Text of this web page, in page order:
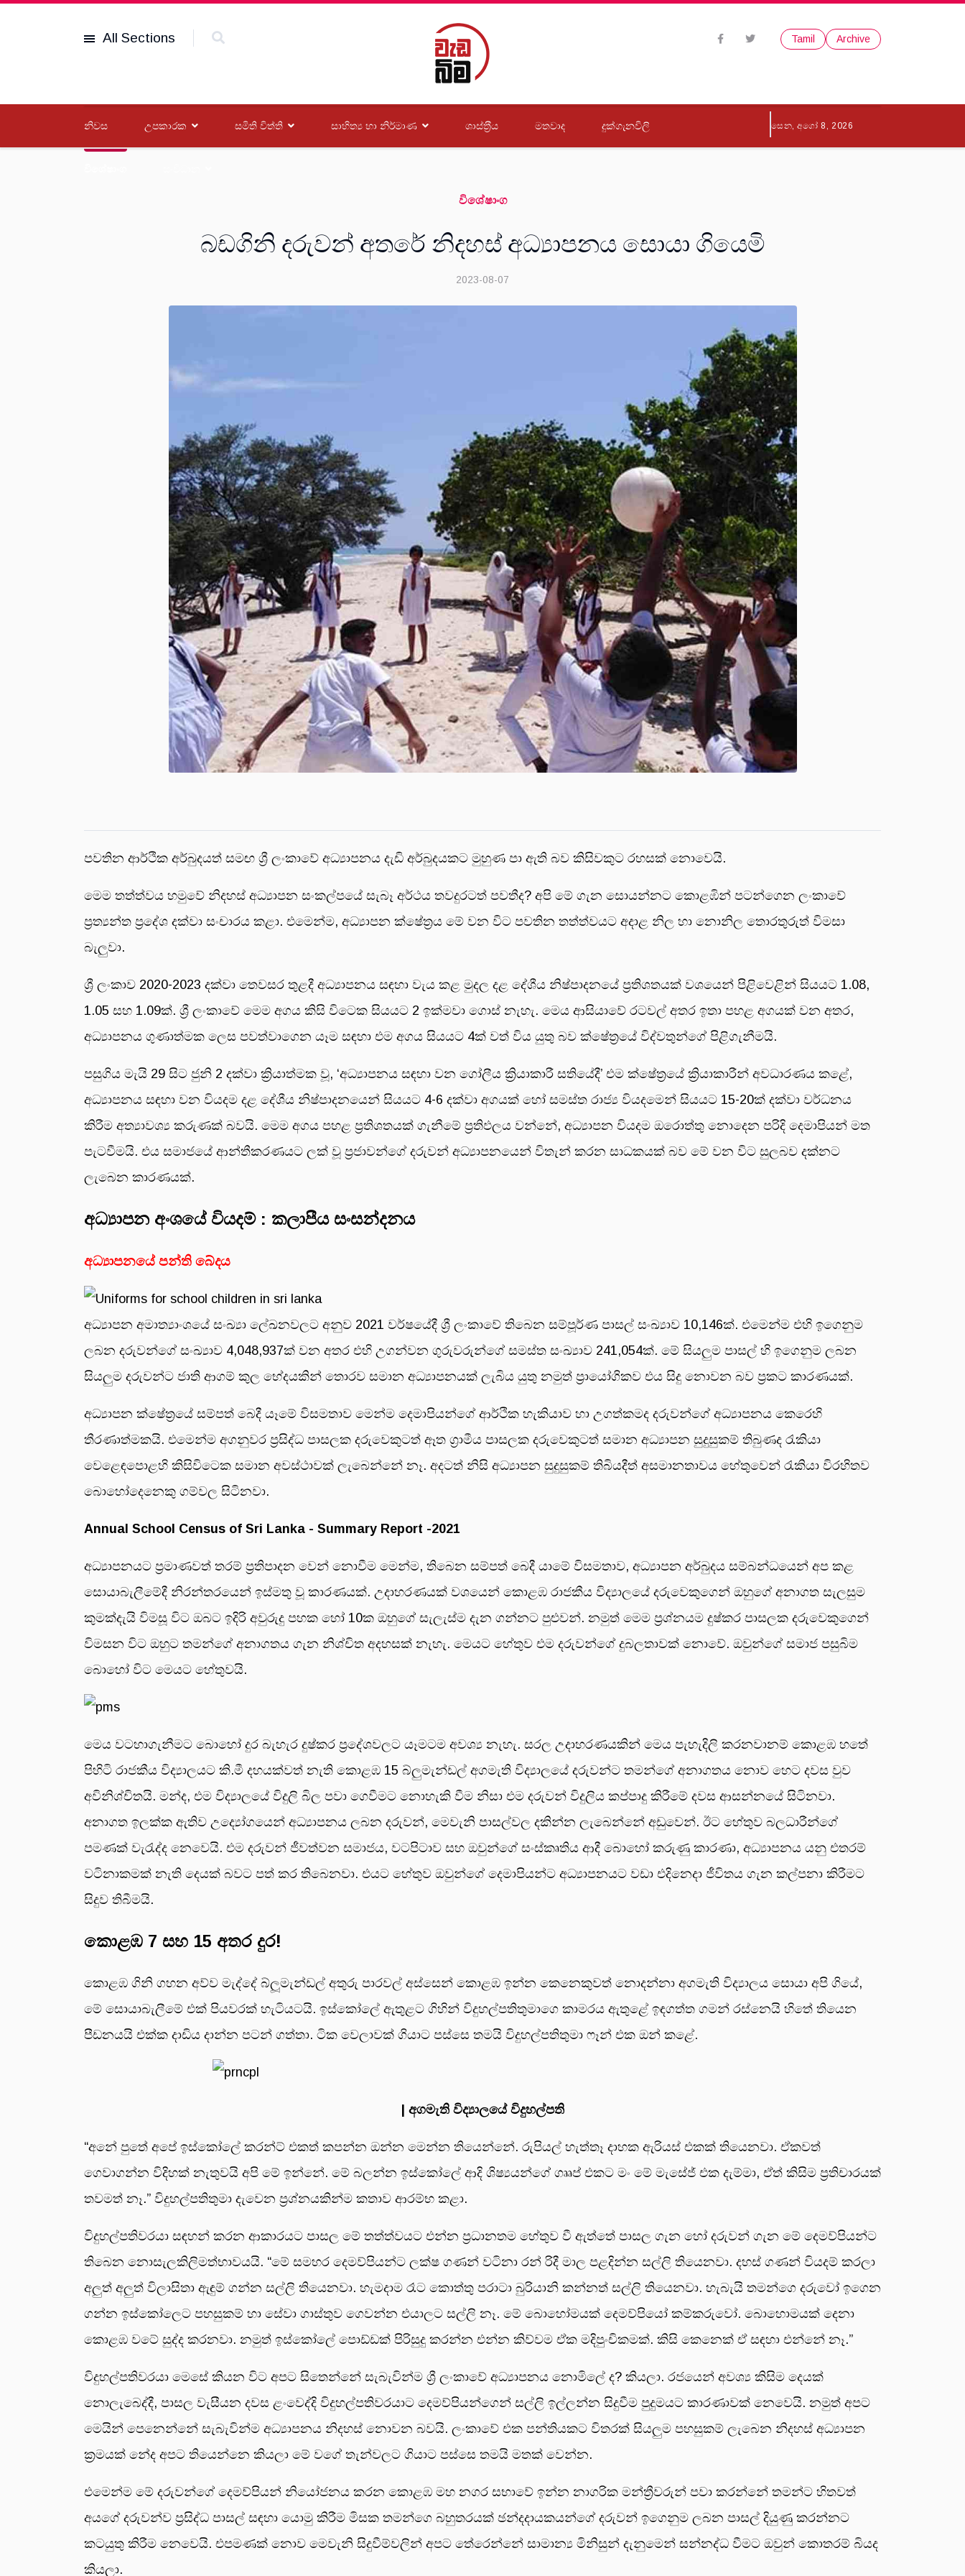
All Sections Tamil Archive
නිවස උපකාරක සමිති විත්ති සාහිත්‍ය හා නිර්මාණ ශාස්ත‍්‍රීය මතවාද දුක්ගැනවිලි සෙන, අගෝ 8, 2026
විශේෂාංග
බඩගිනි දරුවන් අතරේ නිදහස් අධ්‍යාපනය සොයා ගියෙමි
2023-08-07
පවතින ආර්ථික අර්බුදයත් සමඟ ශ්‍රී ලංකාවේ අධ්‍යාපනය දැඩි අර්බුදයකට මුහුණ පා ඇති බව කිසිවකුට රහසක් නොවෙයි.
මෙම තත්ත්වය හමුවේ නිදහස් අධ්‍යාපන සංකල්පයේ සැබෑ අර්ථය තවදුරටත් පවතීද? අපි මේ ගැන සොයන්නට කොළඹින් පටන්ගෙන ලංකාවේ
ප්‍රත්‍යන්ත ප්‍රදේශ දක්වා සංචාරය කළා. එමෙන්ම, අධ්‍යාපන ක්ෂේත්‍රය මේ වන විට පවතින තත්ත්වයට අදාළ නිල හා නොනිල තොරතුරුත් විමසා
බැලුවා.
ශ්‍රී ලංකාව 2020-2023 දක්වා තෙවසර තුළදී අධ්‍යාපනය සඳහා වැය කළ මුදල දළ දේශීය නිෂ්පාදනයේ ප්‍රතිශතයක් වශයෙන් පිළිවෙළින් සියයට 1.08,
1.05 සහ 1.09ක්. ශ්‍රී ලංකාවේ මෙම අගය කිසි විටෙක සියයට 2 ඉක්මවා ගොස් නැහැ. මෙය ආසියාවේ රටවල් අතර ඉතා පහළ අගයක් වන අතර,
අධ්‍යාපනය ගුණාත්මක ලෙස පවත්වාගෙන යෑම සඳහා එම අගය සියයට 4ක් වත් විය යුතු බව ක්ෂේත්‍රයේ විද්වතුන්ගේ පිළිගැනීමයි.
පසුගිය මැයි 29 සිට ජුනි 2 දක්වා ක්‍රියාත්මක වූ, ‘අධ්‍යාපනය සඳහා වන ගෝලීය ක්‍රියාකාරී සතියේදී’ එම ක්ෂේත්‍රයේ ක්‍රියාකාරීන් අවධාරණය කළේ,
අධ්‍යාපනය සඳහා වන වියදම දළ දේශීය නිෂ්පාදනයෙන් සියයට 4-6 දක්වා අගයක් හෝ සමස්ත රාජ්‍ය වියදමෙන් සියයට 15-20ක් දක්වා වර්ධනය
කිරීම අත්‍යාවශ්‍ය කරුණක් බවයි. මෙම අගය පහළ ප්‍රතිශතයක් ගැනීමේ ප්‍රතිඵලය වන්නේ, අධ්‍යාපන වියදම ඔරොත්තු නොදෙන පරිදි දෙමාපියන් මත
පැටවීමයි. එය සමාජයේ ආන්තීකරණයට ලක් වූ ප්‍රජාවන්ගේ දරුවන් අධ්‍යාපනයෙන් විතැන් කරන සාධකයක් බව මේ වන විට සුලබව දක්නට
ලැබෙන කාරණයක්.
අධ්‍යාපන අංශයේ වියදම් : කලාපීය සංසන්දනය
අධ්‍යාපනයේ පන්ති බේදය
අධ්‍යාපන අමාත්‍යාංශයේ සංඛ්‍යා ලේඛනවලට අනුව 2021 වර්ෂයේදී ශ්‍රී ලංකාවේ තිබෙන සම්පූර්ණ පාසල් සංඛ්‍යාව 10,146ක්. එමෙන්ම එහි ඉගෙනුම
ලබන දරුවන්ගේ සංඛ්‍යාව 4,048,937ක් වන අතර එහි උගන්වන ගුරුවරුන්ගේ සමස්ත සංඛ්‍යාව 241,054ක්. මේ සියලු‍ම පාසල් හි ඉගෙනුම ලබන
සියලු‍ම දරුවන්ට ජාති ආගම් කුල භේදයකින් තොරව සමාන අධ්‍යාපනයක් ලැබිය යුතු නමුත් ප්‍රායෝගිකව එය සිදු නොවන බව ප්‍රකට කාරණයක්.
අධ්‍යාපන ක්ෂේත්‍රයේ සම්පත් බෙදී යෑමේ විසමතාව මෙන්ම දෙමාපියන්ගේ ආර්ථික හැකියාව හා උගත්කමද දරුවන්ගේ අධ්‍යාපනය කෙරෙහි
තීරණාත්මකයි. එමෙන්ම අගනුවර ප්‍රසිද්ධ පාසලක දරුවෙකුටත් ඈත ග්‍රාමීය පාසලක දරුවෙකුටත් සමාන අධ්‍යාපන සුදුසුකම් තිබුණද රැකියා
වෙළෙඳපොළහි කිසිවිටෙක සමාන අවස්ථාවක් ලැබෙන්නේ නෑ. අදටත් නිසි අධ්‍යාපන සුදුසුකම් තිබියදීත් අසමානතාවය හේතුවෙන් රැකියා විරහිතව
බොහෝදෙනෙකු ගම්වල සිටිනවා.
Annual School Census of Sri Lanka - Summary Report -2021
අධ්‍යාපනයට ප්‍රමාණවත් තරම් ප්‍රතිපාදන වෙන් නොවීම මෙන්ම, තිබෙන සම්පත් බෙදී යාමේ විසමතාව, අධ්‍යාපන අර්බුදය සම්බන්ධයෙන් අප කළ
සොයාබැලීමේදී නිරන්තරයෙන් ඉස්මතු වූ කාරණයක්. උදාහරණයක් වශයෙන් කොළඹ රාජකීය විද්‍යාලයේ දරුවෙකුගෙන් ඔහුගේ අනාගත සැලසුම
කුමක්දැයි විමසූ විට ඔබට ඉදිරි අවුරුදු පහක හෝ 10ක ඔහුගේ සැලැස්ම දැන ගන්නට පුළුවන්. නමුත් මෙම ප්‍රශ්නයම දුෂ්කර පාසලක දරුවෙකුගෙන්
විමසන විට ඔහුට තමන්ගේ අනාගතය ගැන නිශ්චිත අදහසක් නැහැ. මෙයට හේතුව එම දරුවන්ගේ දුබලතාවක් නොවේ. ඔවුන්ගේ සමාජ පසුබිම
බොහෝ විට මෙයට හේතුවයි.
මෙය වටහාගැනීමට බොහෝ දුර බැහැර දුෂ්කර ප්‍රදේශවලට යෑමටම අවශ්‍ය නැහැ. සරල උදාහරණයකින් මෙය පැහැදිලි කරනවානම් කොළඹ හතේ
පිහිටි රාජකීය විද්‍යාලයට කි.මී දහයක්වත් නැති කොළඹ 15 බ්ලු‍මැන්ඩල් අගමැති විද්‍යාලයේ දරුවන්ට තමන්ගේ අනාගතය නොව හෙට දවස වුව
අවිනිශ්චිතයි. මන්ද, එම විද්‍යාලයේ විදුලි බිල පවා ගෙවීමට නොහැකි වීම නිසා එම දරුවන් විදුලිය කප්පාදු කිරීමේ දවස ආසන්නයේ සිටිනවා.
අනාගත ඉලක්ක ඇතිව උද්‍යෝගයෙන් අධ්‍යාපනය ලබන දරුවන්, මෙවැනි පාසල්වල දකින්න ලැබෙන්නේ අඩුවෙන්. ඊට හේතුව බලධාරීන්ගේ
පමණක් වැරැද්ද නෙවෙයි. එම දරුවන් ජීවත්වන සමාජය, වටපිටාව සහ ඔවුන්ගේ සංස්කෘතිය ආදී බොහෝ කරුණු කාරණා, අධ්‍යාපනය යනු එතරම්
වටිනාකමක් නැති දෙයක් බවට පත් කර තිබෙනවා. එයට හේතුව ඔවුන්ගේ දෙමාපියන්ට අධ්‍යාපනයට වඩා එදිනෙදා ජීවිතය ගැන කල්පනා කිරීමට
සිදුව තිබීමයි.
කොළඹ 7 සහ 15 අතර දුර!
කොළඹ ගිනි ගහන අව්ව මැද්දේ බ්ලූමැන්ඩල් අතුරු පාරවල් අස්සෙන් කොළඹ ඉන්න කෙනෙකුවත් නොදන්නා අගමැති විද්‍යාලය සොයා අපි ගියේ,
මේ සොයාබැලීමේ එක් පියවරක් හැටියටයි. ඉස්කෝලේ ඇතුළට ගිහින් විදුහල්පතිතුමාගෙ කාමරය ඇතුළේ ඉඳගත්ත ගමන් රස්නෙයි හිතේ තියෙන
පීඩනයයි එක්ක දාඩිය දාන්න පටන් ගත්තා. ටික වෙලාවක් ගියාට පස්සෙ තමයි විදුහල්පතිතුමා ෆෑන් එක ඔන් කළේ.
| අගමැති විද්‍යාලයේ විදුහල්පති
“අනේ පුතේ අපේ ඉස්කෝලේ කරන්ට් එකත් කපන්න ඔන්න මෙන්න තියෙන්නේ. රුපියල් හැත්තෑ දාහක ඇරියස් එකක් තියෙනවා. ඒකවත්
ගෙවාගන්න විදිහක් නැතුවයි අපි මේ ඉන්නේ. මේ බලන්න ඉස්කෝලේ ආදි ශිෂ්‍යයන්ගේ ගෲප් එකට මං මේ මැසේජ් එක දැම්මා, ඒත් කිසිම ප්‍රතිචාරයක්
තවමත් නෑ.” විදුහල්පතිතුමා දැවෙන ප්‍රශ්නයකින්ම කතාව ආරම්භ කළා.
විදුහල්පතිවරයා සඳහන් කරන ආකාරයට පාසල මේ තත්ත්වයට එන්න ප්‍රධානතම හේතුව වී ඇත්තේ පාසල ගැන හෝ දරුවන් ගැන මේ දෙමව්පියන්ට
තිබෙන නොසැලකිලිමත්භාවයයි. “මේ සමහර දෙමව්පියන්ට ලක්ෂ ගණන් වටිනා රන් රිදී මාල පළදින්න සල්ලි තියෙනවා. දහස් ගණන් වියදම් කරලා
අලු‍ත් අලු‍ත් විලාසිතා ඇඳුම් ගන්න සල්ලි තියෙනවා. හැමදාම රෑට කොත්තු පරාටා බුරියානි කන්නත් සල්ලි තියෙනවා. හැබැයි තමන්ගෙ දරුවෝ ඉගෙන
ගන්න ඉස්කෝලෙට පහසුකම් හා සේවා ගාස්තුව ගෙවන්න එයාලට සල්ලි නෑ. මේ බොහෝමයක් දෙමව්පියෝ කම්කරුවෝ. බොහොමයක් දෙනා
කොළඹ වටේ සුද්ද කරනවා. නමුත් ඉස්කෝලේ පොඩ්ඩක් පිරිසුදු කරන්න එන්න කිව්වම ඒක මදිපුංචිකමක්. කිසි කෙනෙක් ඒ සඳහා එන්නේ නෑ.”
විදුහල්පතිවරයා මෙසේ කියන විට අපට සිතෙන්නේ සැබැවින්ම ශ්‍රී ලංකාවේ අධ්‍යාපනය නොමිලේ ද? කියලා. රජයෙන් අවශ්‍ය කිසිම දෙයක්
නොලැබෙද්දී, පාසල වැසීයන දවස ළංවෙද්දි විදුහල්පතිවරයාට දෙමව්පියන්ගෙන් සල්ලි ඉල්ලන්න සිදුවීම පුදුමයට කාරණාවක් නෙවෙයි. නමුත් අපට
මෙයින් පෙනෙන්නේ සැබැවින්ම අධ්‍යාපනය නිදහස් නොවන බවයි. ලංකාවේ එක පන්තියකට විතරක් සියලු‍ම පහසුකම් ලැබෙන නිදහස් අධ්‍යාපන
ක්‍රමයක් නේද අපට තියෙන්නෙ කියලා මේ වගේ තැන්වලට ගියාට පස්සෙ තමයි මතක් වෙන්න.
එමෙන්ම මේ දරුවන්ගේ දෙමව්පියන් නියෝජනය කරන කොළඹ මහ නගර සභාවේ ඉන්න නාගරික මන්ත්‍රීවරුන් පවා කරන්නේ තමන්ට හිතවත්
අයගේ දරුවන්ව ප්‍රසිද්ධ පාසල් සඳහා යොමු කිරීම මිසක තමන්ගෙ බහුතරයක් ඡන්දදායකයන්ගේ දරුවන් ඉගෙනුම ලබන පාසල් දියුණු කරන්නට
කටයුතු කිරීම නෙවෙයි. එපමණක් නොව මෙවැනි සිදුවීම්වලින් අපට තේරෙන්නේ සාමාන්‍ය මිනිසුන් දැනුමෙන් සන්නද්ධ වීමට ඔවුන් කොතරම් බියද
කියලා.